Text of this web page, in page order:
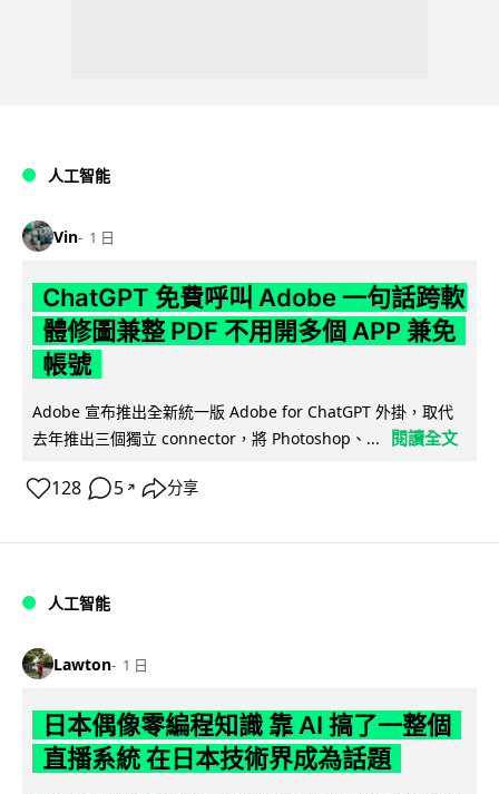
人工智能
Vin 1 日
ChatGPT 免費呼叫 Adobe 一句話跨軟
體修圖兼整 PDF 不用開多個 APP 兼免
帳號
Adobe 宣布推出全新統一版 Adobe for ChatGPT 外掛，取代
去年推出三個獨立 connector，將 Photoshop、...
閱讀全文
128 5 ↗ 分享
人工智能
Lawton 1 日
日本偶像零編程知識 靠 AI 搞了一整個
直播系統 在日本技術界成為話題